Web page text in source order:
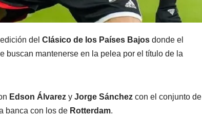
del Clásico de los Países Bajos donde el
buscan mantenerse en la pelea por el título de la
Edson Álvarez y Jorge Sánchez con el conjunto de
banca con los de Rotterdam.